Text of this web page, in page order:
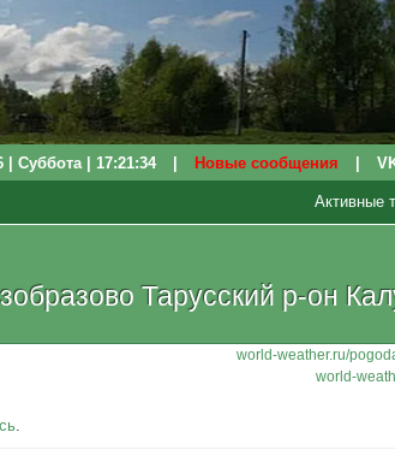
| Суббота | 17:21:35 Новые сообщения
world-weather.ru/
world-
Тарусский р-он
Активные
.